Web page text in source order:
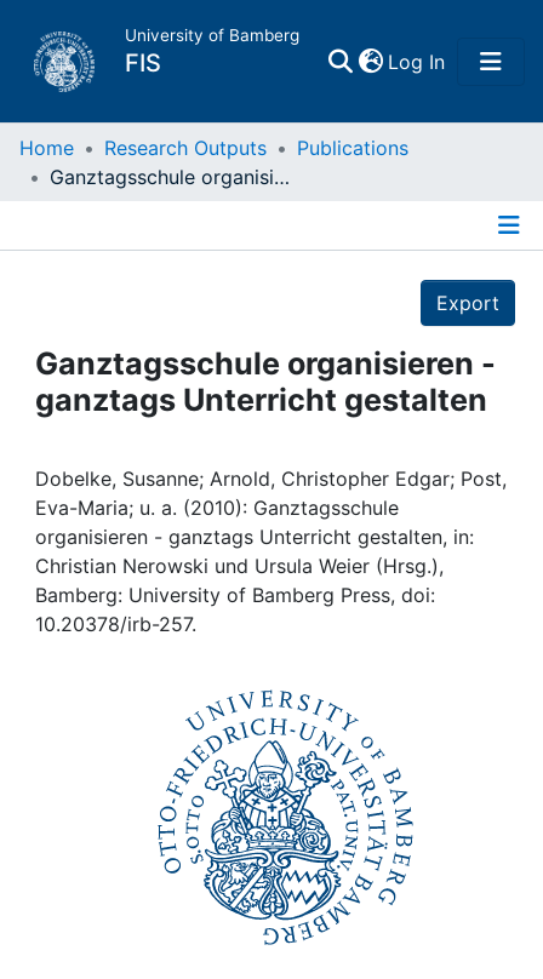
University of Bamberg
FIS Log In(current)
Home
Projects
People
Institutions
Awards
My FIS
Home Research Outputs
Publications
Ganztagsschule organisieren - ganztags Unterricht gestalten
Export
Ganztagsschule organisieren -
ganztags Unterricht gestalten
Dobelke, Susanne; Arnold, Christopher Edgar; Post,
Eva-Maria; u. a. (2010): Ganztagsschule
organisieren - ganztags Unterricht gestalten, in:
Christian Nerowski und Ursula Weier (Hrsg.),
Bamberg: University of Bamberg Press, doi:
10.20378/irb-257.